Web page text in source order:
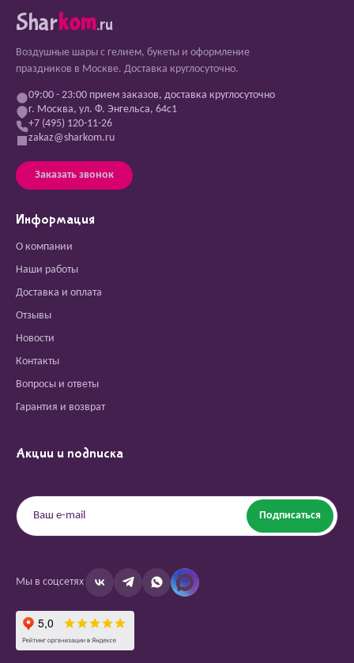
Sharkom.ru
Воздушные шары с гелием, букеты и оформление
праздников в Москве. Доставка круглосуточно.
09:00 - 23:00 прием заказов, доставка круглосуточно
г. Москва, ул. Ф. Энгельса, 64с1
+7 (495) 120-11-26
zakaz@sharkom.ru
Заказать звонок
Информация
О компании
Наши работы
Доставка и оплата
Отзывы
Новости
Контакты
Вопросы и ответы
Гарантия и возврат
Акции и подписка
Подписаться
Мы в соцсетях